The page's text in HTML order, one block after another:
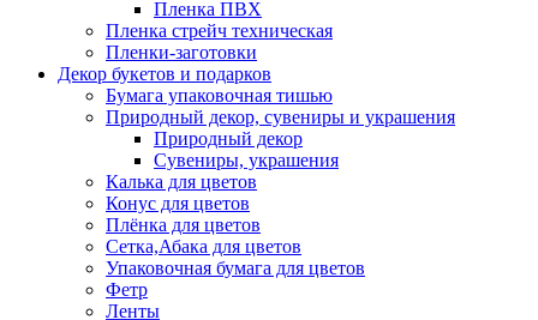
Пленка ПВХ
Пленка стрейч техническая
Пленки-заготовки
Декор букетов и подарков
Бумага упаковочная тишью
Природный декор, сувениры и украшения
Природный декор
Сувениры, украшения
Калька для цветов
Конус для цветов
Плёнка для цветов
Сетка,Абака для цветов
Упаковочная бумага для цветов
Фетр
Ленты